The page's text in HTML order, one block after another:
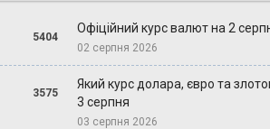
5404
Офіційний курс валют на 2
02 серпня 2026
3575
Який курс долара, євро та
3 серпня
03 серпня 2026